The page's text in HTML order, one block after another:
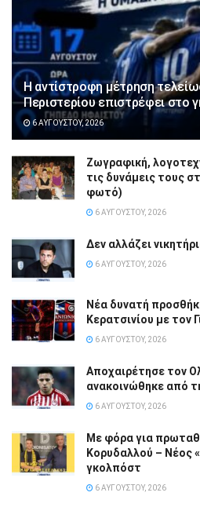
Η αντίστροφη μέτρηση
Περιστερίου επιστρέφει στο
6 ΑΥΓΟΎΣΤΟΥ, 2026
Ζωγραφική,
τις δυνάμεις τους
φωτό)
6 ΑΥΓΟΎΣΤΟΥ, 2026
Δεν αλλάζει
6 ΑΥΓΟΎΣΤΟΥ, 2026
Νέα δυνατή
Κερατσινίου με τον
6 ΑΥΓΟΎΣΤΟΥ, 2026
Αποχαιρέτησε τον
ανακοινώθηκε από
6 ΑΥΓΟΎΣΤΟΥ, 2026
Με φόρα για
Κορυδαλλού – Νέος
γκολπόστ
6 ΑΥΓΟΎΣΤΟΥ, 2026